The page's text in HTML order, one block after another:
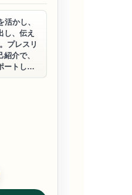
かし、
し、伝え
プレスリ
介で、
ートしま